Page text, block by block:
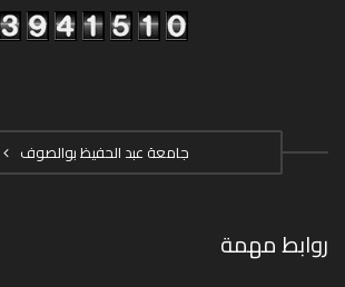
جامعة عبد الحفيظ بوالصوف
روابط مهمة